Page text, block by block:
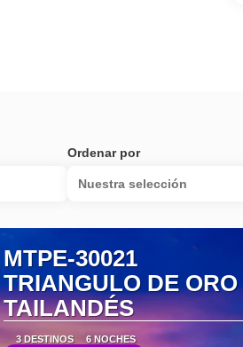
Ordenar por
Nuestra selección
MTPE-30021
TRIANGULO DE ORO
TAILANDÉS
3 DESTINOS 6 NOCHES